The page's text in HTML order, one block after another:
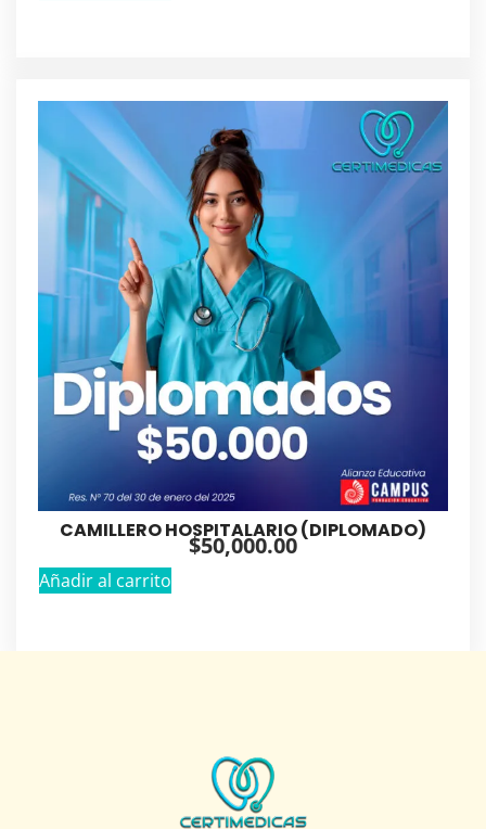
CAMILLERO HOSPITALARIO (DIPLOMADO)
$50,000.00
Añadir al carrito